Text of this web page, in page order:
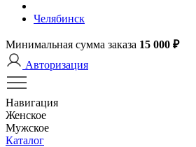
Челябинск
Минимальная сумма заказа 15 000 ₽
Авторизация
Навигация
Женское
Мужское
Каталог